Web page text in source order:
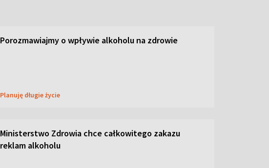
Porozmawiajmy o wpływie alkoholu na zdrowie
Planuję długie życie
Ministerstwo Zdrowia chce całkowitego zakazu
reklam alkoholu